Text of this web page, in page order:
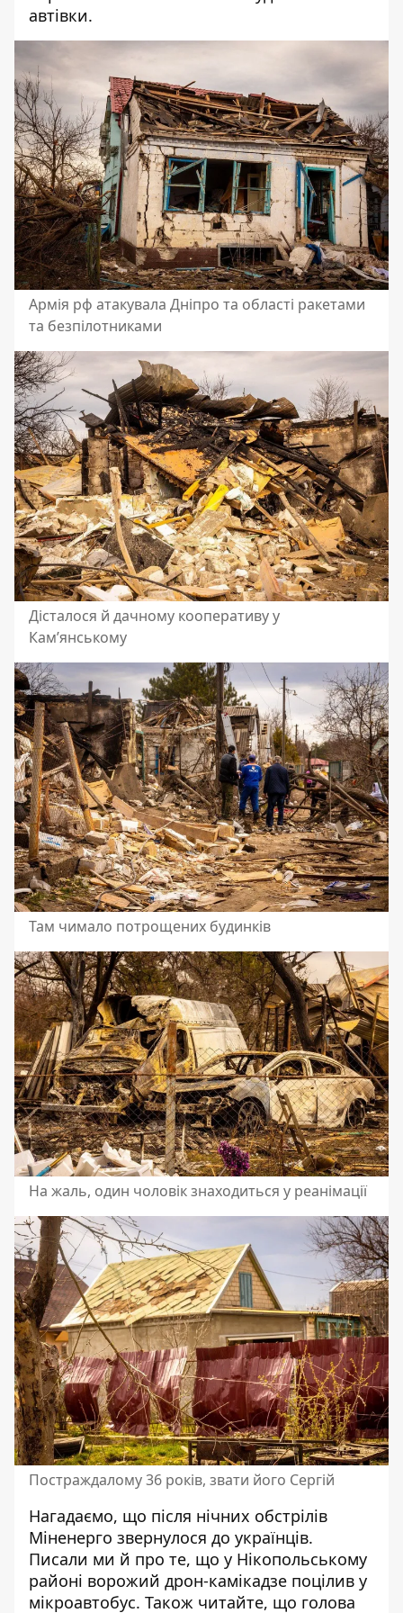
автівки.
Армія рф атакувала Дніпро та області ракетами
та безпілотниками
Дісталося й дачному кооперативу у
Кам’янському
Там чимало потрощених будинків
На жаль, один чоловік знаходиться у реанімації
Постраждалому 36 років, звати його Сергій
Нагадаємо, що після нічних обстрілів
Міненерго звернулося до українців.
Писали ми й про те, що у Нікопольському
районі ворожий дрон-камікадзе поцілив у
мікроавтобус. Також читайте, що голова